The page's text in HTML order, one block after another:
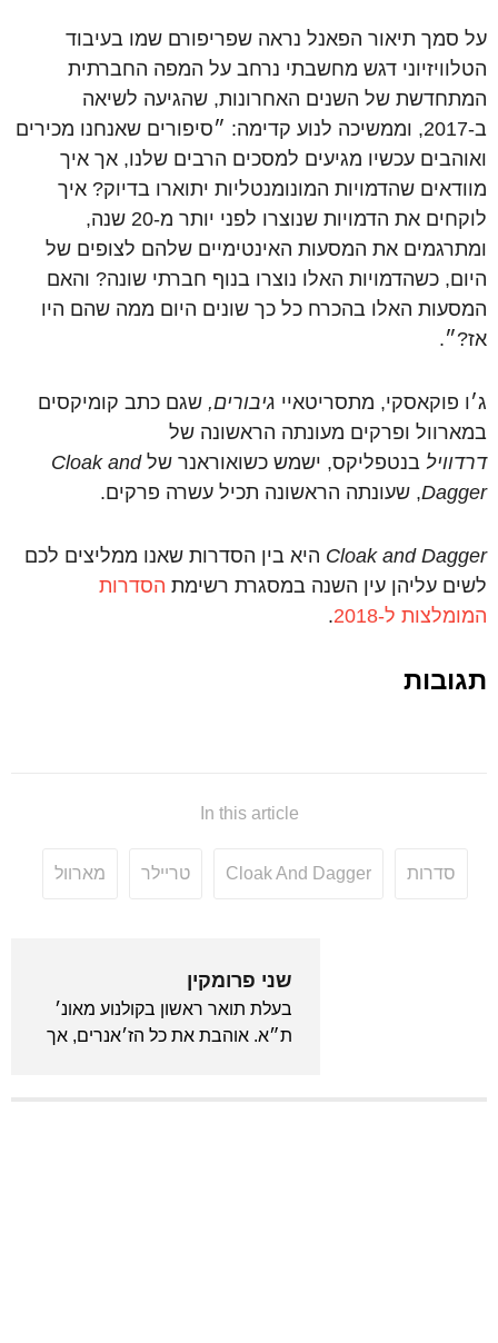
על סמך תיאור הפאנל נראה שפריפורם שמו בעיבוד
הטלוויזיוני דגש מחשבתי נרחב על המפה החברתית
המתחדשת של השנים האחרונות, שהגיעה לשיאה
ב-2017, וממשיכה לנוע קדימה: ״סיפורים שאנחנו מכירים
ואוהבים עכשיו מגיעים למסכים הרבים שלנו, אך איך
מוודאים שהדמויות המונומנטליות יתוארו בדיוק? איך
לוקחים את הדמויות שנוצרו לפני יותר מ-20 שנה,
ומתרגמים את המסעות האינטימיים שלהם לצופים של
היום, כשהדמויות האלו נוצרו בנוף חברתי שונה? והאם
המסעות האלו בהכרח כל כך שונים היום ממה שהם היו
אז?״.
ג׳ו פוקאסקי, מתסריטאיי גיבורים, שגם כתב קומיקסים
במארוול ופרקים מעונתה הראשונה של
דרדוויל בנטפליקס, ישמש כשואוראנר שלCloak and
Dagger, שעונתה הראשונה תכיל עשרה פרקים.
Cloak and Dagger היא בין הסדרות שאנו ממליצים לכם
לשים עליהן עין השנה במסגרת רשימת הסדרות
המומלצות ל-2018
.
תגובות
In this article
סדרות Cloak And Dagger טריילר מארוול
שני פרומקין
בעלת תואר ראשון בקולנוע מאונ׳
ת״א. אוהבת את כל הז׳אנרים, אך